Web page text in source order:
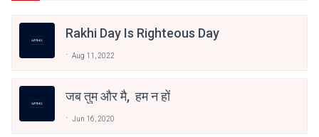
Rakhi Day Is Righteous Day
Aug 11, 2022
जब तुम और मै, हम न हों
Jun 16, 2020